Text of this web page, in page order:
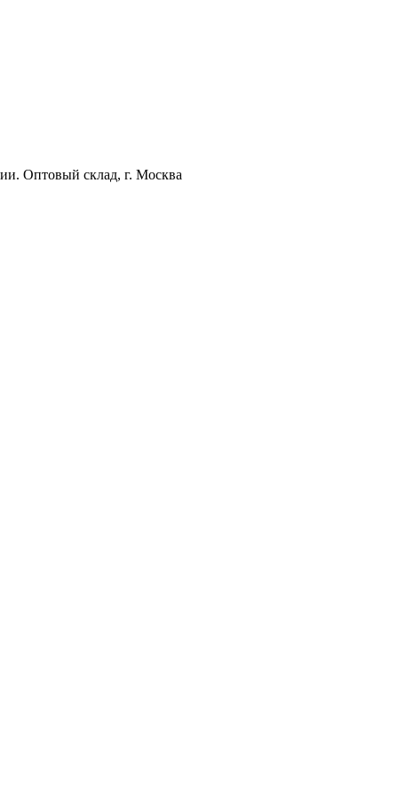
Оптовый склад, г. Москва